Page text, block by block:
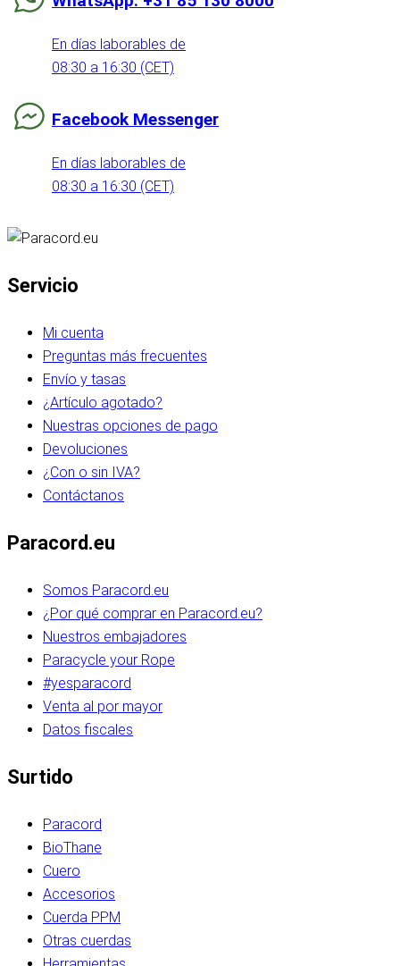
En días laborables de
08:30 a 16:30 (CET)
Facebook Messenger
En días laborables de
08:30 a 16:30 (CET)
Servicio
Mi cuenta
Preguntas más frecuentes
Envío y tasas
¿Artículo agotado?
Nuestras opciones de pago
Devoluciones
¿Con o sin IVA?
Contáctanos
Paracord.eu
Somos Paracord.eu
¿Por qué comprar en Paracord.eu?
Nuestros embajadores
Paracycle your Rope
#yesparacord
Venta al por mayor
Datos fiscales
Surtido
Paracord
BioThane
Cuero
Accesorios
Cuerda PPM
Otras cuerdas